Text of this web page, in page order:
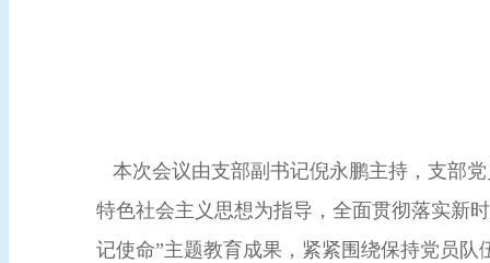
本次会议由支部副书记倪永鹏主持，支部
特色社会主义思想为指导，全面贯彻落实新
记使命”主题教育成果，紧紧围绕保持党员